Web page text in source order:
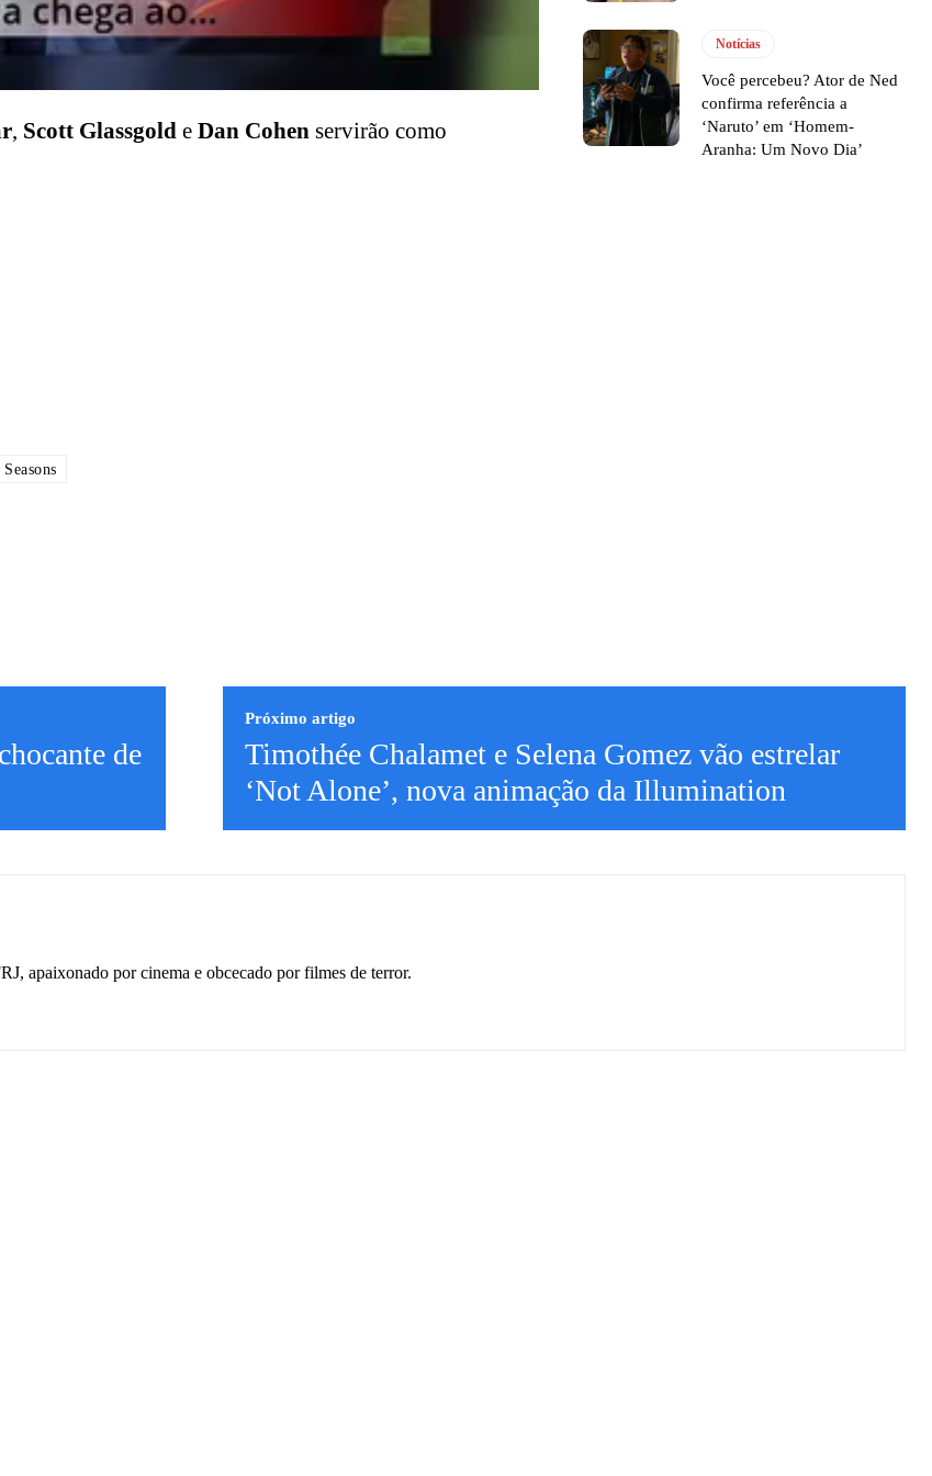
, Scott Glassgold e Dan Cohen servirão como
Seasons
Notícias
Você percebeu? Ator de Ned
confirma referência a
‘Naruto’ em ‘Homem-
Aranha: Um Novo Dia’
de
Próximo artigo
Timothée Chalamet e Selena Gomez vão estrelar
‘Not Alone’, nova animação da Illumination
apaixonado por cinema e obcecado por filmes de terror.